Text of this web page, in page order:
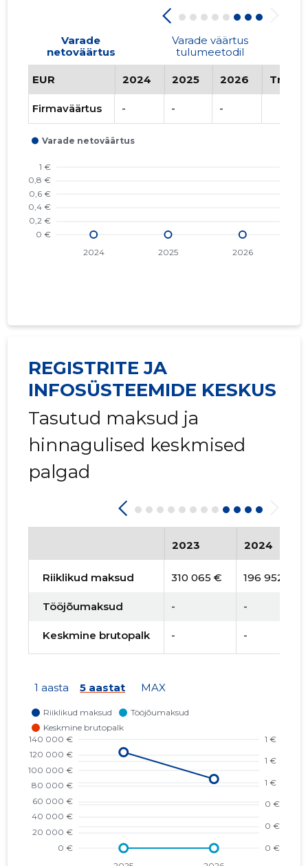
Varade
netoväärtus
Varade väärtus
tulumeetodil
EUR 2024 2025 2026 Trend
Firmaväärtus - - -
REGISTRITE JA
INFOSÜSTEEMIDE KESKUS
Tasutud maksud ja
hinnagulised keskmised
palgad
2023 2024
Riiklikud maksud 310 065 € 196 952 €
Tööjõumaksud - -
Keskmine brutopalk - -
1 aasta 5 aastat MAX